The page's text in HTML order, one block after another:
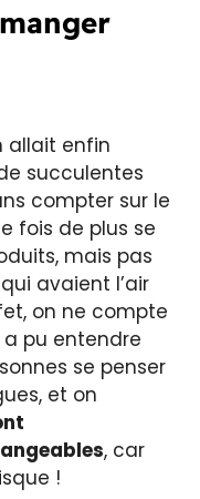
allait enfin
succulentes
compter sur le
fois de plus se
mais pas
avaient l’air
on ne compte
pu entendre
se penser
et on
, car
!